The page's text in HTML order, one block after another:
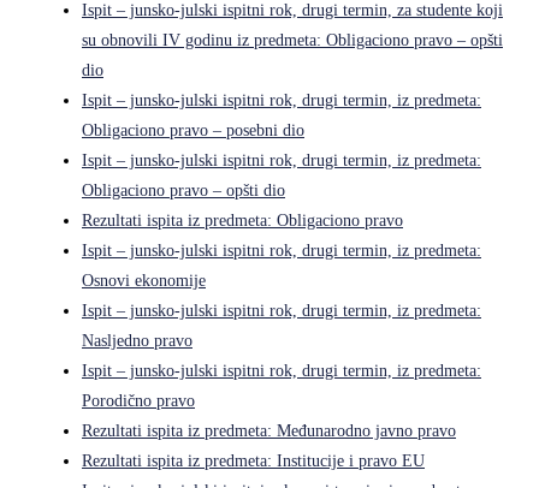
Ispit – junsko-julski ispitni rok, drugi termin, za studente koji
su obnovili IV godinu iz predmeta: Obligaciono pravo – opšti
dio
Ispit – junsko-julski ispitni rok, drugi termin, iz predmeta:
Obligaciono pravo – posebni dio
Ispit – junsko-julski ispitni rok, drugi termin, iz predmeta:
Obligaciono pravo – opšti dio
Rezultati ispita iz predmeta: Obligaciono pravo
Ispit – junsko-julski ispitni rok, drugi termin, iz predmeta:
Osnovi ekonomije
Ispit – junsko-julski ispitni rok, drugi termin, iz predmeta:
Nasljedno pravo
Ispit – junsko-julski ispitni rok, drugi termin, iz predmeta:
Porodično pravo
Rezultati ispita iz predmeta: Međunarodno javno pravo
Rezultati ispita iz predmeta: Institucije i pravo EU